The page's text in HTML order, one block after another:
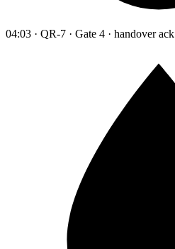
04:03 · QR-7 · Gate 4 · handover ack